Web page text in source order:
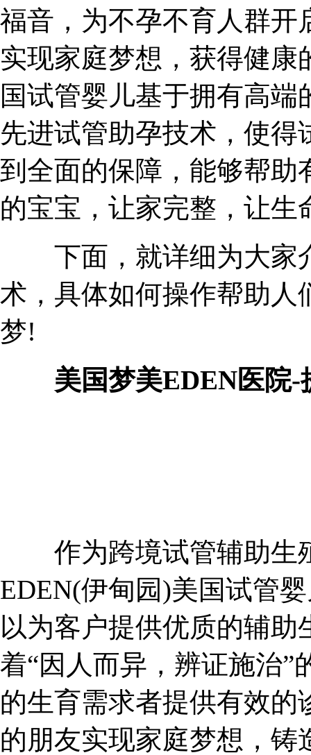
福音，为不孕不育人群开
实现家庭梦想，获得健
国试管婴儿基于拥有高
先进试管助孕技术，使
到全面的保障，能够帮助
的宝宝，让家完整，让生
下面，就详细为大家
术，具体如何操作帮助人
梦!
美国梦美EDEN医院
作为跨境试管辅助生
EDEN(伊甸园)美国试管
以为客户提供优质的辅
着“因人而异，辨证施治”
的生育需求者提供有效
的朋友实现家庭梦想，铸